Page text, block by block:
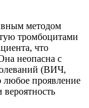
методом
тромбоцитами
что
неопасна с
(ВИЧ,
любое проявление